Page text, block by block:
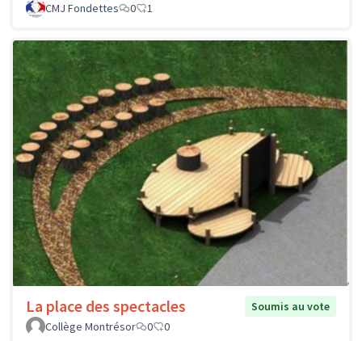
CMJ Fondettes 0 1
La place des spectacles
Soumis au vote
Collège Montrésor
0 0